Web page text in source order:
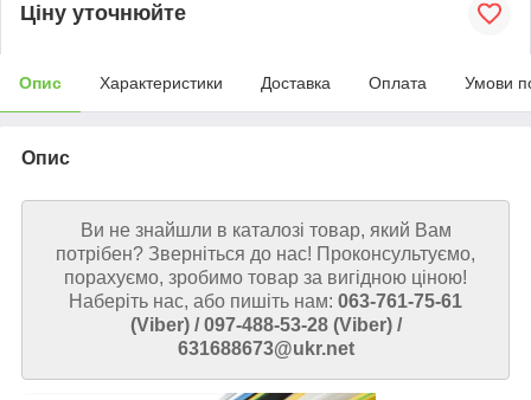
Ціну уточнюйте
Опис Характеристики Доставка Оплата Умови
Опис
Ви не знайшли в каталозі товар, який Вам
потрібен? Зверніться до нас! Проконсультуємо,
порахуємо, зробимо товар за вигідною ціною!
Наберіть нас, або пишіть нам: 063-761-75-61
(Viber) / 097-488-53-28 (Viber) /
631688673@ukr.net